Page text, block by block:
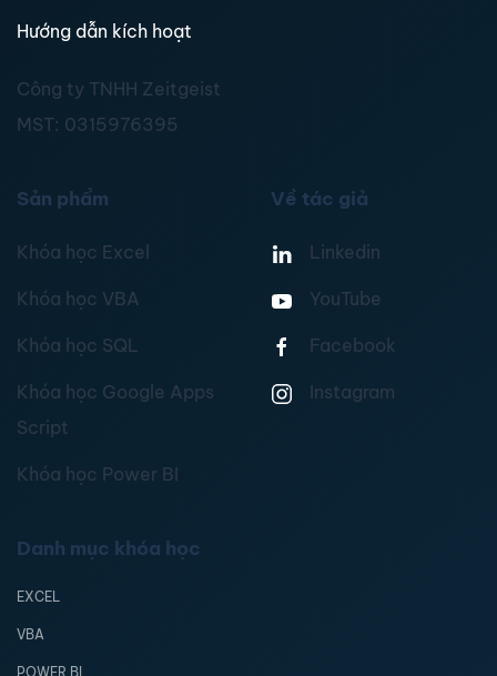
Hướng dẫn kích hoạt
Công ty TNHH Zeitgeist
MST: 0315976395
Sản phẩm
Khóa học Excel
Khóa học VBA
Khóa học SQL
Khóa học Google Apps
Script
Khóa học Power BI
Về tác giả
Linkedin
YouTube
Facebook
Instagram
Danh mục khóa học
EXCEL
VBA
POWER BI